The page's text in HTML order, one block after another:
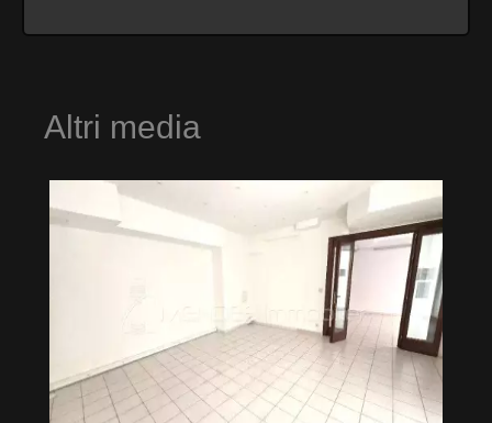
Altri media